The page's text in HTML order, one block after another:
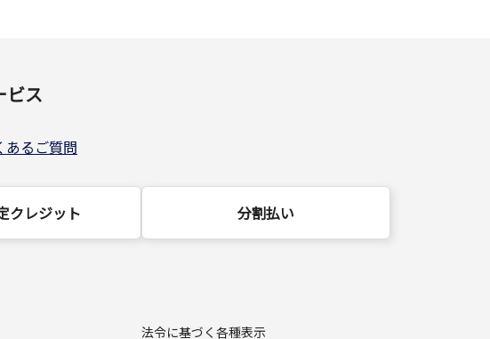
ビス
あるご質問
クレジット 分割払い
法令に基づく各種表示